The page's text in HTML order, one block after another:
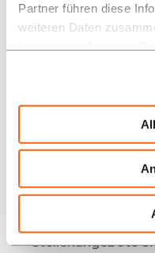
Partner führen diese
weiteren Daten
SPRACHE
Sicherheit/
Angebote in
Stellenangebote